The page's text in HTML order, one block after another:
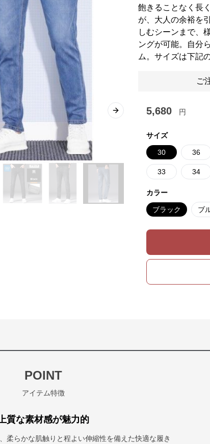
Next slide
飽きることなく長
が、大人の余裕を
しむシーンまで、
ングが可能。自分
ム。サイズは下記
ご
5,680 円
サイズ
30 36
33 34
カラー
ブラック ブ
POINT
アイテム特徴
質な素材感が魅力的
柔らかな肌触りと程よい伸縮性を備えた快適な履き